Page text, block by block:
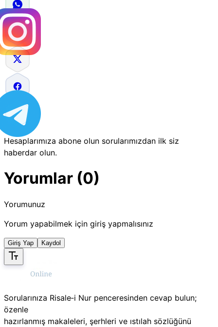
Hesaplarımıza abone olun sorularımızdan ilk siz
haberdar olun.
Yorumlar (0)
Yorumunuz
Yorum yapabilmek için giriş yapmalısınız
Giriş Yap Kaydol
Sorularınıza Risale‑i Nur penceresinden cevap bulun;
özenle
hazırlanmış makaleleri, şerhleri ve ıstılah sözlüğünü